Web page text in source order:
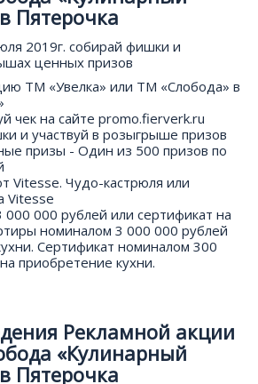
Пятерочка
2019г. собирай фишки и
ценных призов
ТМ «Увелка» или ТМ «Слобода» в
чек на сайте promo.fierverk.ru
и участвуй в розыгрыше призов
призы - Один из 500 призов по
Vitesse. Чудо-кастрюля или
Vitesse
000 000 рублей или сертификат на
номиналом 3 000 000 рублей
Сертификат номиналом 300
приобретение кухни.
Рекламной акции
«Кулинарный
Пятерочка